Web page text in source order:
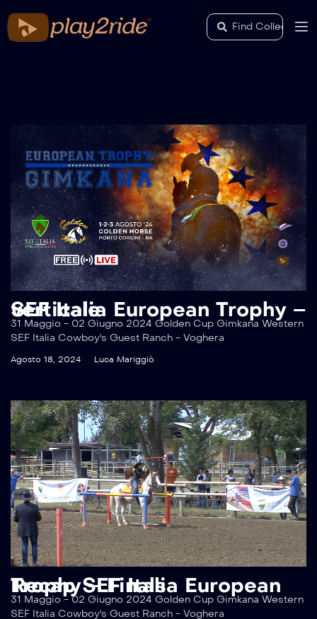
SEF Italia European Trophy – verticale
31 Maggio - 02 Giugno 2024 Golden Cup Gimkana Western
SEF Italia Cowboy's Guest Ranch - Voghera
Agosto 18, 2024 Luca Mariggiò
Recap SEF Italia European Trophy – Finals
31 Maggio - 02 Giugno 2024 Golden Cup Gimkana Western
SEF Italia Cowboy's Guest Ranch - Voghera